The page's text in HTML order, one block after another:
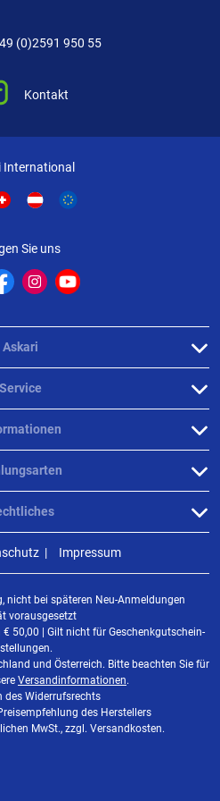
für makelloses Wurfverhalten und
Multirollen
(0)2591 950 55
Kontakt
International
Sie uns
Askari
Service
Impressum
nicht bei späteren Neu-Anmeldungen
vorausgesetzt
€ 50,00 | Gilt nicht für Geschenkgutschein-
und Österreich. Bitte beachten Sie für
Versandinformationen.
des Widerrufsrechts
des Herstellers
MwSt., zzgl. Versandkosten.